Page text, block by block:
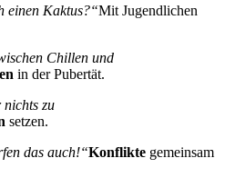
einen Kaktus?“Mit Jugendlichen
Chillen und
in der Pubertät.
nichts zu
setzen.
das auch!“Konflikte gemeinsam